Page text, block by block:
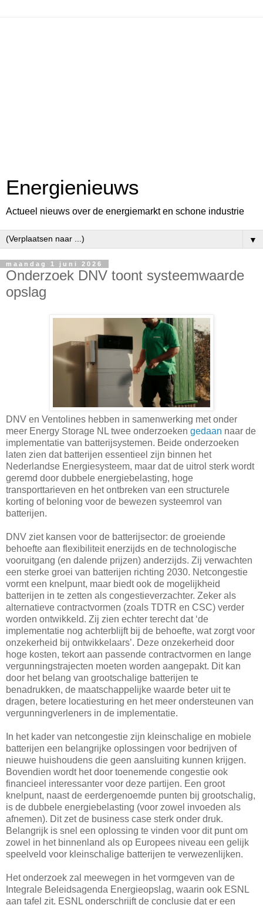
Energienieuws
Actueel nieuws over de energiemarkt en schone industrie
▼
maandag 1 juni 2026
Onderzoek DNV toont systeemwaarde
opslag
DNV en Ventolines hebben in samenwerking met onder
meer Energy Storage NL twee onderzoeken gedaan naar de
implementatie van batterijsystemen. Beide onderzoeken
laten zien dat batterijen essentieel zijn binnen het
Nederlandse Energiesysteem, maar dat de uitrol sterk wordt
geremd door dubbele energiebelasting, hoge
transporttarieven en het ontbreken van een structurele
korting of beloning voor de bewezen systeemrol van
batterijen.
DNV ziet kansen voor de batterijsector: de groeiende
behoefte aan flexibiliteit enerzijds en de technologische
vooruitgang (en dalende prijzen) anderzijds. Zij verwachten
een sterke groei van batterijen richting 2030. Netcongestie
vormt een knelpunt, maar biedt ook de mogelijkheid
batterijen in te zetten als congestieverzachter. Zeker als
alternatieve contractvormen (zoals TDTR en CSC) verder
worden ontwikkeld. Zij zien echter terecht dat ‘de
implementatie nog achterblijft bij de behoefte, wat zorgt voor
onzekerheid bij ontwikkelaars’. Deze onzekerheid door
hoge kosten, tekort aan passende contractvormen en lange
vergunningstrajecten moeten worden aangepakt. Dit kan
door het belang van grootschalige batterijen te
benadrukken, de maatschappelijke waarde beter uit te
dragen, betere locatiesturing en het meer ondersteunen van
vergunningverleners in de implementatie.
In het kader van netcongestie zijn kleinschalige en mobiele
batterijen een belangrijke oplossingen voor bedrijven of
nieuwe huishoudens die geen aansluiting kunnen krijgen.
Bovendien wordt het door toenemende congestie ook
financieel interessanter voor deze partijen. Een groot
knelpunt, naast de eerdergenoemde punten bij grootschalig,
is de dubbele energiebelasting (voor zowel invoeden als
afnemen). Dit zet de business case sterk onder druk.
Belangrijk is snel een oplossing te vinden voor dit punt om
zowel in het binnenland als op Europees niveau een gelijk
speelveld voor kleinschalige batterijen te verwezenlijken.
Het onderzoek zal meewegen in het vormgeven van de
Integrale Beleidsagenda Energieopslag, waarin ook ESNL
aan tafel zit. ESNL onderschrijft de conclusie dat er een